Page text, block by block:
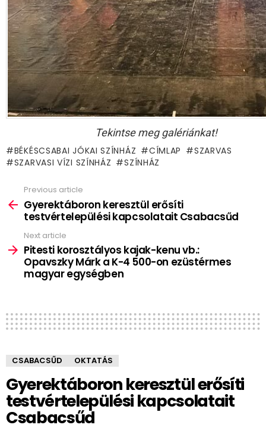
Tekintse meg galériánkat!
BÉKÉSCSABAI JÓKAI SZÍNHÁZ CÍMLAP
SZARVAS
SZARVASI VÍZI SZÍNHÁZ
SZÍNHÁZ
more
Previous article
Gyerektáboron keresztül erősíti
testvértelepülési kapcsolatait Csabacsűd
Next article
Pitesti korosztályos kajak-kenu vb.:
Opavszky Márk a K-4 500-on ezüstérmes
magyar egységben
CSABACSŰD OKTATÁS
Gyerektáboron keresztül erősíti
testvértelepülési kapcsolatait
Csabacsűd